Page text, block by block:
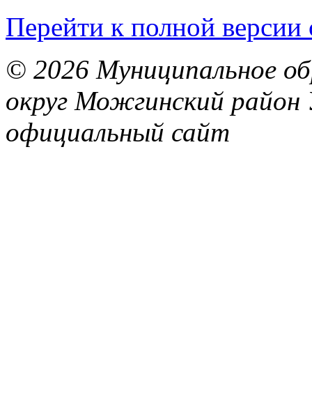
Перейти к полной версии
© 2026 Муниципальное
округ Можгинский район
официальный сайт